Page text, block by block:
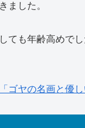
ました。
ても年齢高めで
「ゴヤの名画と優